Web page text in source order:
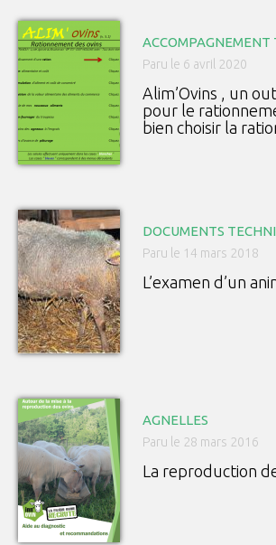
ACCOMPAGNEMENT
Paru le 6 avril 2020
Alim’Ovins , un
pour le
bien choisir la
DOCUMENTS
Paru le 14 mars 2018
L’examen d’un
AGNELLES
Paru le 28 mars 2016
La reproduction